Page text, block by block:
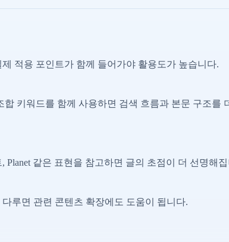
적용 포인트가 함께 들어가야 활용도가 높습니다.
키워드를 함께 사용하면 검색 흐름과 본문 구조를
Planet 같은 표현을 참고하면 글의 초점이 더 선명해
루면 관련 콘텐츠 확장에도 도움이 됩니다.